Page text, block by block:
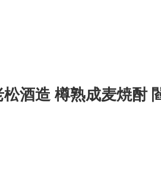
酒造 樽熟成麦焼酎